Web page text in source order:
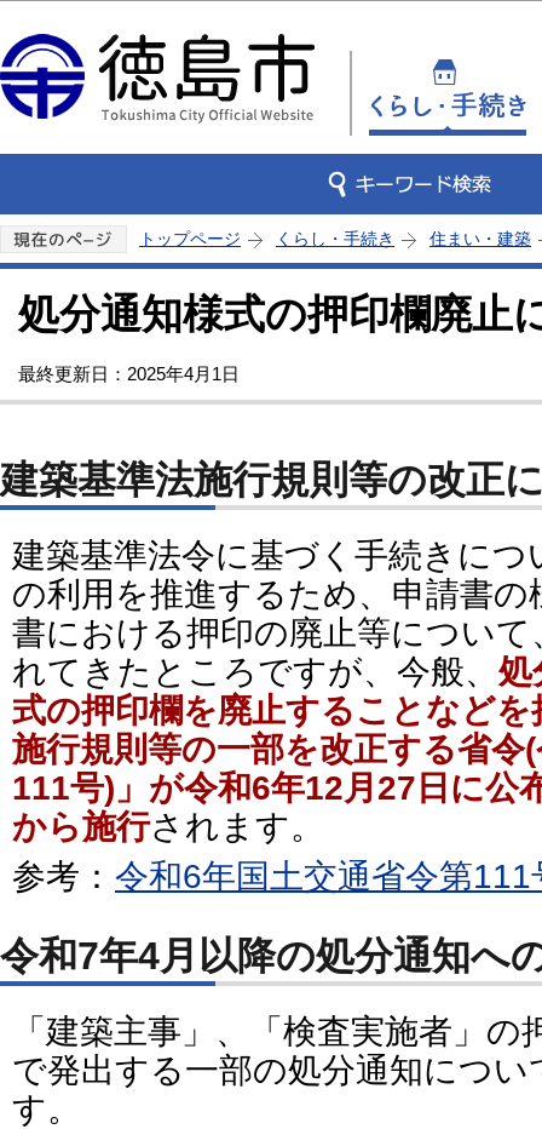
トップページ くらし・手続き 住まい・建築
処分通知様式の押印欄廃止
最終更新日：2025年4月1日
建築基準法施行規則等の改正
建築基準法令に基づく手続きに
の利用を推進するため、申請書
書における押印の廃止等につい
れてきたところですが、今般、 処
式の押印欄を廃止することなど
施行規則等の一部を改正する省令
111号)」が令和6年12月27日に公
から施行されます。
参考： 令和6年国土交通省令第
令和7年4月以降の処分通知へ
「建築主事」、「検査実施者」
で発出する一部の処分通知につ
す。